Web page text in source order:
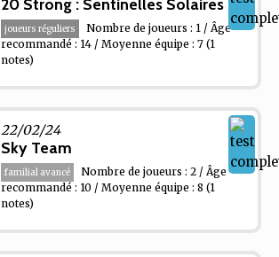
20 Strong : Sentinelles Solaires
joueurs réguliers
Nombre de joueurs : 1 / Âge
recommandé : 14 / Moyenne équipe : 7 (1
notes)
22/02/24
Sky Team
familial avancé
Nombre de joueurs : 2 / Âge
recommandé : 10 / Moyenne équipe : 8 (1
notes)